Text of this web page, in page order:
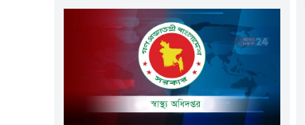
আয় বৃদ্ধিতে গুরুত্বপূর্ণ ভূমিকা রাখবে বলে মন্তব্য
করেছেন শিক্ষা, প্রাথমিক ও গণশিক্ষা মন্ত্রী ড. আ ন ম
এহসানুল হক মিলন।শুক্রবার বিকেলে...